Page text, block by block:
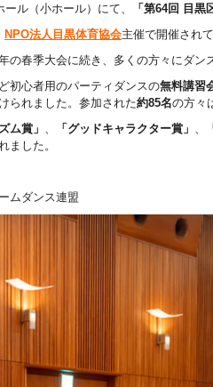
ル（小ホール）にて、 「第64回 目黒
NPO法人目黒体育協会主催で開催されて
の春季大会に続き、多くの方々にダン
初心者用のパーティダンスの無料講習
られました。参加された約85名の方々
ム賞」 「グッドキャラクター賞」
ました。
ダンス連盟